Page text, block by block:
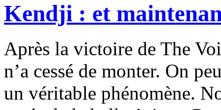
Kendji : et
Après la victoire de The
n’a cessé de monter. On
un véritable phénomène.